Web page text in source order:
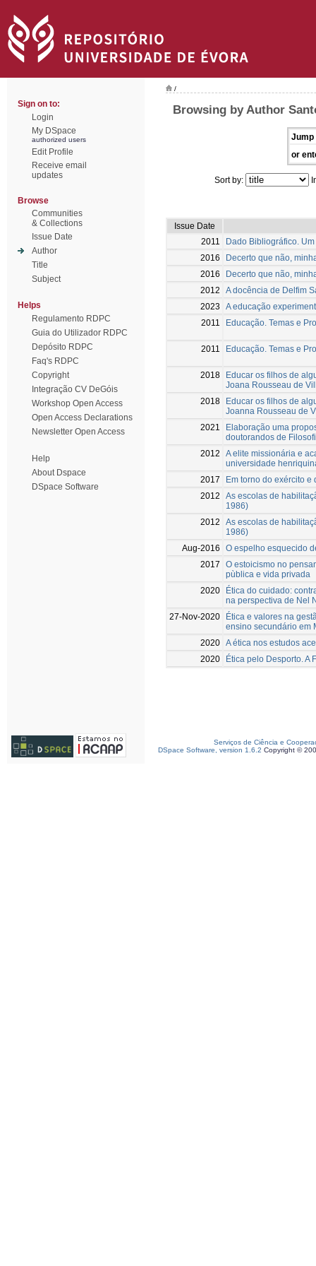
Sign on to:
Login
My DSpace
authorized users
Edit Profile
Receive email
updates
Browse
Communities
& Collections
Issue Date
Author
Title
Subject
Helps
Regulamento RDPC
Guia do Utilizador RDPC
Depósito RDPC
Faq's RDPC
Copyright
Integração CV DeGóis
Workshop Open Access
Open Access Declarations
Newsletter Open Access
Help
About Dspace
DSpace Software
/
Browsing by Author
Jump
or
Sort by:
Issue Date
2011
Dado Bibliográfico.
2016
Decerto que não,
2016
Decerto que não,
2012
A docência de Delfim
2023
A educação
2011
Educação. Temas e
2011 Educação. Temas e
2018
Educar os filhos de
Joana Rousseau de
2018
Educar os filhos de
Joanna Rousseau de
2021
Elaboração uma
doutorandos de
2012
A elite missionária e
universidade
2017
Em torno do exército e
2012
As escolas de
1986)
2012
As escolas de
1986)
Aug-2016
O espelho esquecido
2017
O estoicismo no
pùblica e vida privada
2020
Ética do cuidado:
na perspectiva de Nel
27-Nov-2020
Ética e valores na
ensino secundário em
2020 A ética nos estudos
2020
Ética pelo Desporto. A
Serviços de Ciência e
DSpace Software, version 1.6.2 Copyright ©